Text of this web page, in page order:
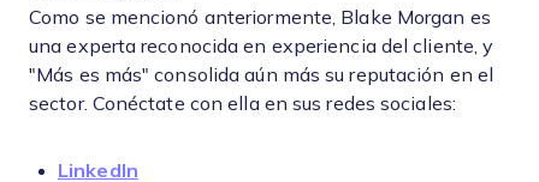
Como se mencionó anteriormente, Blake Morgan es
una experta reconocida en experiencia del cliente, y
"Más es más" consolida aún más su reputación en el
sector. Conéctate con ella en sus redes sociales:
LinkedIn